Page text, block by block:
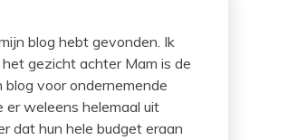
blog hebt gevonden. Ik
gezicht achter Mam is de
blog voor ondernemende
er weleens helemaal uit
dat hun hele budget eraan